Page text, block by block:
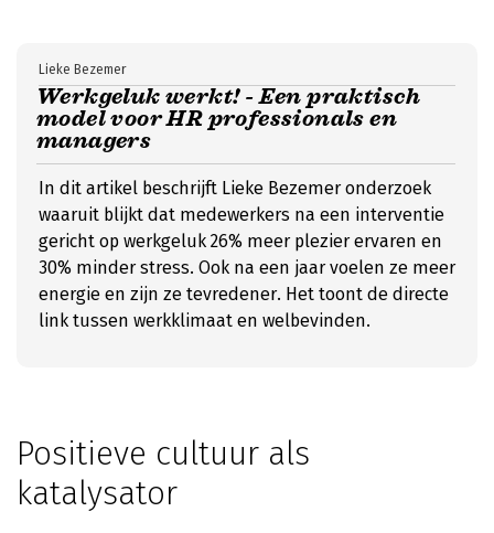
Werkgeluk werkt! - Een praktisch
model voor HR professionals en
managers
Lieke Bezemer
In dit artikel beschrijft Lieke Bezemer onderzoek
waaruit blijkt dat medewerkers na een interventie
gericht op werkgeluk 26% meer plezier ervaren en
30% minder stress. Ook na een jaar voelen ze meer
energie en zijn ze tevredener. Het toont de directe
link tussen werkklimaat en welbevinden.
Positieve cultuur als
katalysator